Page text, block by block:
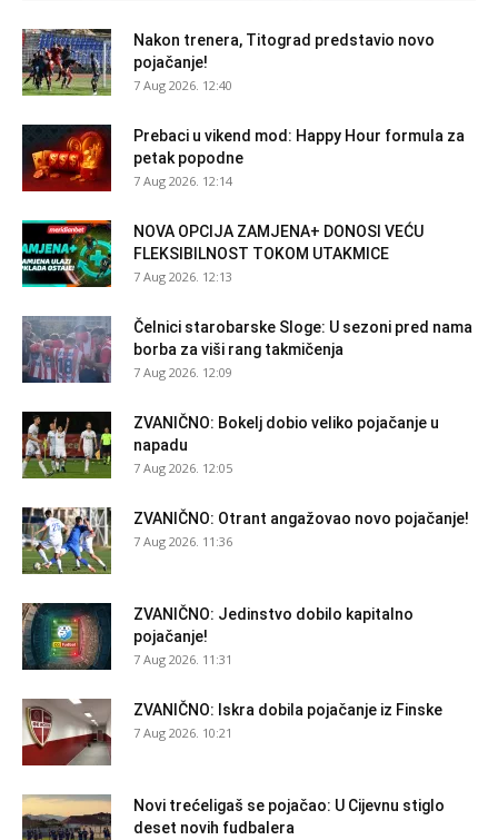
Nakon trenera, Titograd predstavio novo
pojačanje!
7 Aug 2026. 12:40
Prebaci u vikend mod: Happy Hour formula za
petak popodne
7 Aug 2026. 12:14
NOVA OPCIJA ZAMJENA+ DONOSI VEĆU
FLEKSIBILNOST TOKOM UTAKMICE
7 Aug 2026. 12:13
Čelnici starobarske Sloge: U sezoni pred nama
borba za viši rang takmičenja
7 Aug 2026. 12:09
ZVANIČNO: Bokelj dobio veliko pojačanje u
napadu
7 Aug 2026. 12:05
ZVANIČNO: Otrant angažovao novo pojačanje!
7 Aug 2026. 11:36
ZVANIČNO: Jedinstvo dobilo kapitalno
pojačanje!
7 Aug 2026. 11:31
ZVANIČNO: Iskra dobila pojačanje iz Finske
7 Aug 2026. 10:21
Novi trećeligaš se pojačao: U Cijevnu stiglo
deset novih fudbalera